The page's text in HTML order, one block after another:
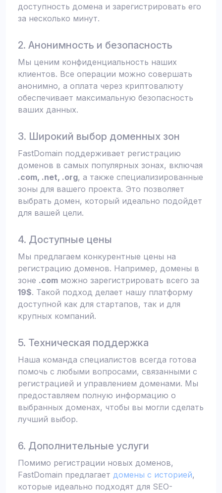
доступность домена и зарегистрировать его
за несколько минут.
2. Анонимность и безопасность
Мы ценим конфиденциальность наших
клиентов. Все операции можно совершать
анонимно, а оплата через криптовалюту
обеспечивает максимальную безопасность
ваших данных.
3. Широкий выбор доменных зон
FastDomain поддерживает регистрацию
доменов в самых популярных зонах, включая
.com, .net, .org, а также специализированные
зоны для вашего проекта. Это позволяет
выбрать домен, который идеально подойдет
для вашей цели.
4. Доступные цены
Мы предлагаем конкурентные цены на
регистрацию доменов. Например, домены в
зоне .com можно зарегистрировать всего за
19$. Такой подход делает нашу платформу
доступной как для стартапов, так и для
крупных компаний.
5. Техническая поддержка
Наша команда специалистов всегда готова
помочь с любыми вопросами, связанными с
регистрацией и управлением доменами. Мы
предоставляем полную информацию о
выбранных доменах, чтобы вы могли сделать
лучший выбор.
6. Дополнительные услуги
Помимо регистрации новых доменов,
FastDomain предлагает домены с историей,
которые идеально подходят для SEO-